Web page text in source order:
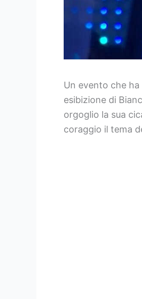
Un evento che
esibizione di
orgoglio la sua
coraggio il tema